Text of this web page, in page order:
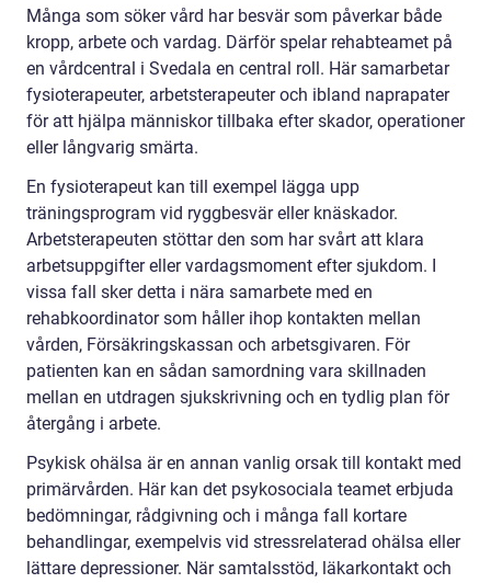
Många som söker vård har besvär som påverkar både
kropp, arbete och vardag. Därför spelar rehabteamet på
en vårdcentral i Svedala en central roll. Här samarbetar
fysioterapeuter, arbetsterapeuter och ibland naprapater
för att hjälpa människor tillbaka efter skador, operationer
eller långvarig smärta.
En fysioterapeut kan till exempel lägga upp
träningsprogram vid ryggbesvär eller knäskador.
Arbetsterapeuten stöttar den som har svårt att klara
arbetsuppgifter eller vardagsmoment efter sjukdom. I
vissa fall sker detta i nära samarbete med en
rehabkoordinator som håller ihop kontakten mellan
vården, Försäkringskassan och arbetsgivaren. För
patienten kan en sådan samordning vara skillnaden
mellan en utdragen sjukskrivning och en tydlig plan för
återgång i arbete.
Psykisk ohälsa är en annan vanlig orsak till kontakt med
primärvården. Här kan det psykosociala teamet erbjuda
bedömningar, rådgivning och i många fall kortare
behandlingar, exempelvis vid stressrelaterad ohälsa eller
lättare depressioner. När samtalsstöd, läkarkontakt och